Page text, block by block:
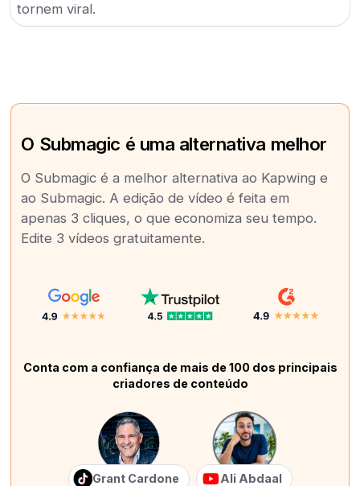
tornem viral.
O Submagic é uma alternativa melhor
O Submagic é a melhor alternativa ao Kapwing e
ao Submagic. A edição de vídeo é feita em
apenas 3 cliques, o que economiza seu tempo.
Edite 3 vídeos gratuitamente.
Conta com a confiança de mais de 100 dos principais
criadores de conteúdo
Grant Cardone Ali Abdaal